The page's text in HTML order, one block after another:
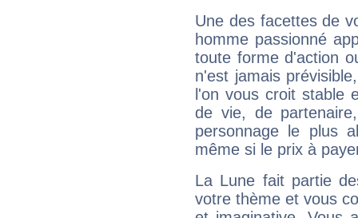
Une des facettes de
homme passionné
toute forme d'action
n'est jamais
l'on vous croit stable
de vie, de
personnage le plus
même si le prix à
La Lune fait partie
votre thème et vous